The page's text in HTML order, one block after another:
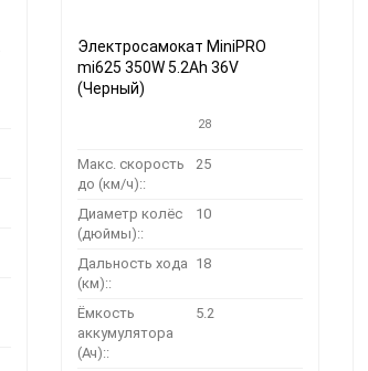
Электросамокат MiniPRO
mi625 350W 5.2Ah 36V
(Черный)
28
Макс. скорость
до (км/ч)::
25
Диаметр колёс
(дюймы)::
10
Дальность хода
(км)::
18
Ёмкость
аккумулятора
(Ач)::
5.2